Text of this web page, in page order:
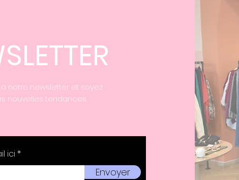
notre newsletter et soyez
nouvelles tendances.
ici
Envoyer